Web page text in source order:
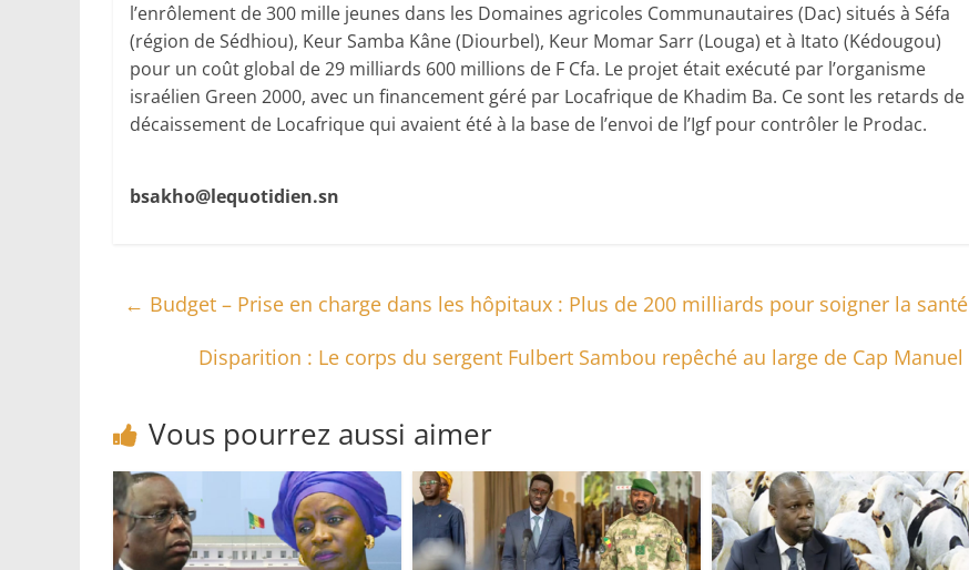
l’enrôlement de 300 mille jeunes dans les Domaines agricoles Communautaires (Dac) situés à Séfa
(région de Sédhiou), Keur Samba Kâne (Diourbel), Keur Momar Sarr (Louga) et à Itato (Kédougou)
pour un coût global de 29 milliards 600 millions de F Cfa. Le projet était exécuté par l’organisme
israélien Green 2000, avec un financement géré par Locafrique de Khadim Ba. Ce sont les retards de
décaissement de Locafrique qui avaient été à la base de l’envoi de l’Igf pour contrôler le Prodac.
bsakho@lequotidien.sn
← Budget – Prise en charge dans les hôpitaux : Plus de 200 milliards pour soigner la santé
Disparition : Le corps du sergent Fulbert Sambou repêché au large de Cap Manuel
Vous pourrez aussi aimer